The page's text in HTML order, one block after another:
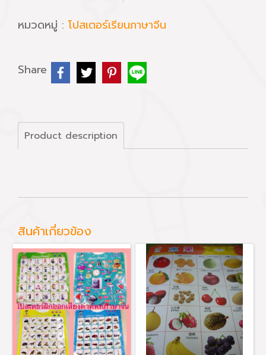
หมวดหมู่ : โปสเตอร์เรียนภาษาจีน
Share
Product description
สินค้าเกี่ยวข้อง